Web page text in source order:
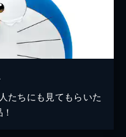
たちにも見てもらいた